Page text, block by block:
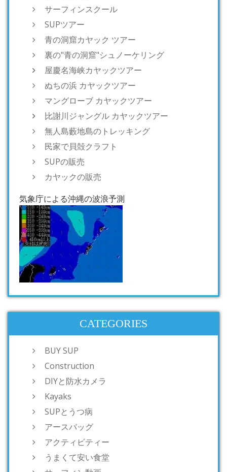
サーフィンスクール
SUPツアー
青の洞窟カヤック ツアー
裏の"青の洞窟"シュノーケリング
屋慶名海峡カヤックツアー
ぬちの浜 カヤックツアー
マングローブ カヤックツアー
比謝川ジャングル カヤックツアー
無人島藪地島のトレッキング
民家で貝殻クラフト
SUPの販売
カヤックの販売
気象庁による沖縄の波浪予測
CATEGORIES
BUY SUP
Construction
DIYと防水カメラ
Kayaks
SUPとうつ病
アースバッグ
アクティビティー
うまくて安い食堂